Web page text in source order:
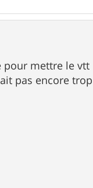
mettre le
pas encore